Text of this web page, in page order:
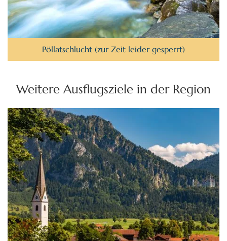
Pöllatschlucht (zur Zeit leider gesperrt)
Weitere Ausflugsziele in der Region